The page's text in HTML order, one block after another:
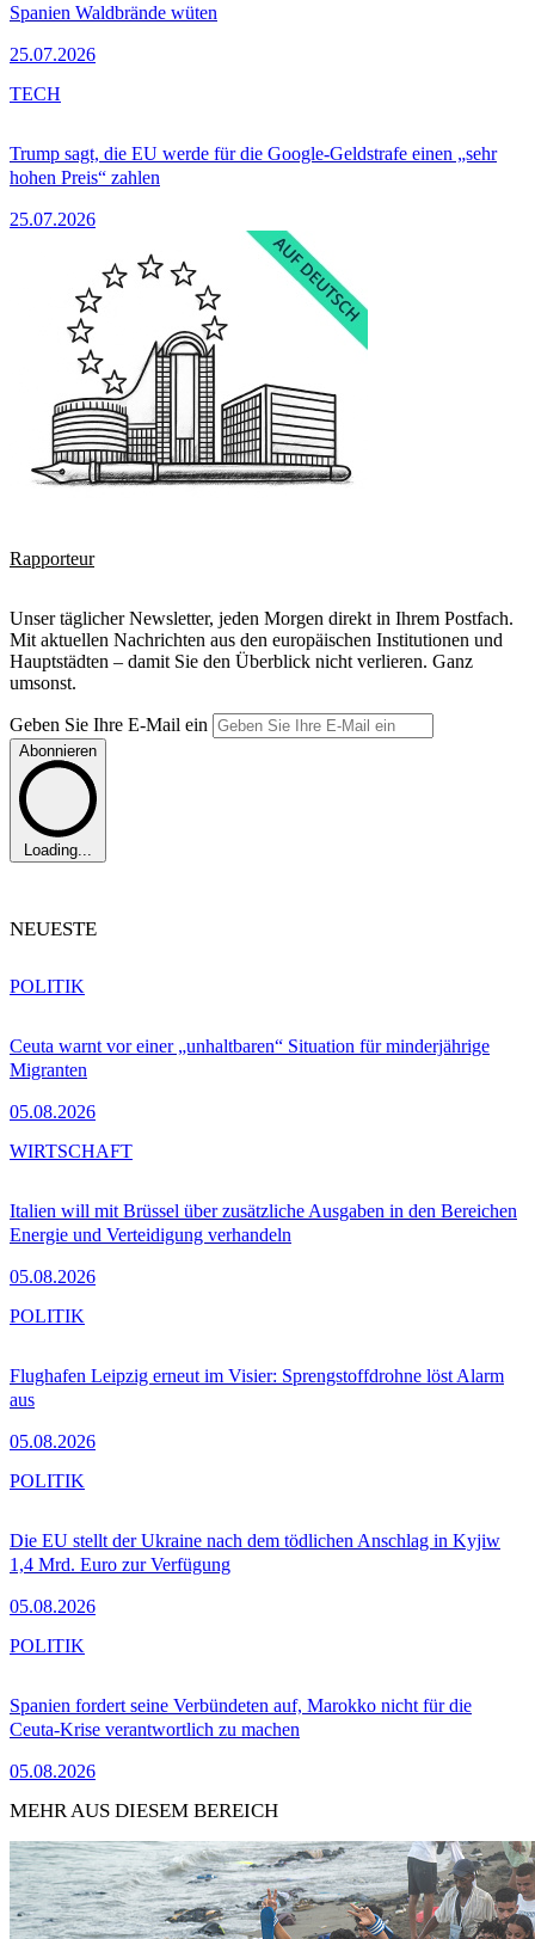
Spanien Waldbrände wüten
25.07.2026
Trump sagt, die EU werde für die Google-Geldstrafe einen „sehr
hohen Preis“ zahlen
25.07.2026
TECH
Rapporteur
Unser täglicher Newsletter, jeden Morgen direkt in Ihrem Postfach.
Mit aktuellen Nachrichten aus den europäischen Institutionen und
Hauptstädten – damit Sie den Überblick nicht verlieren. Ganz
umsonst.
Geben Sie Ihre E-Mail ein
Abonnieren
Loading...
NEUESTE
Ceuta warnt vor einer „unhaltbaren“ Situation für minderjährige
Migranten
05.08.2026
POLITIK
Italien will mit Brüssel über zusätzliche Ausgaben in den Bereichen
Energie und Verteidigung verhandeln
05.08.2026
WIRTSCHAFT
Flughafen Leipzig erneut im Visier: Sprengstoffdrohne löst Alarm
aus
05.08.2026
POLITIK
Die EU stellt der Ukraine nach dem tödlichen Anschlag in Kyjiw
1,4 Mrd. Euro zur Verfügung
05.08.2026
POLITIK
Spanien fordert seine Verbündeten auf, Marokko nicht für die
Ceuta-Krise verantwortlich zu machen
05.08.2026
POLITIK
MEHR AUS DIESEM BEREICH